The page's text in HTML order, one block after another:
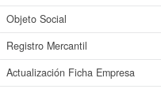
Objeto Social
Registro Mercantil
Actualización Ficha Empresa